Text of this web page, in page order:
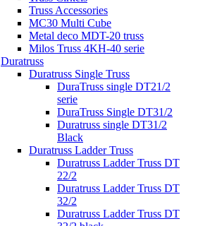
Truss Accessories
MC30 Multi Cube
Metal deco MDT-20 truss
Milos Truss 4KH-40 serie
Duratruss
Duratruss Single Truss
DuraTruss single DT21/2
serie
DuraTruss Single DT31/2
Duratruss single DT31/2
Black
Duratruss Ladder Truss
Duratruss Ladder Truss DT
22/2
Duratruss Ladder Truss DT
32/2
Duratruss Ladder Truss DT